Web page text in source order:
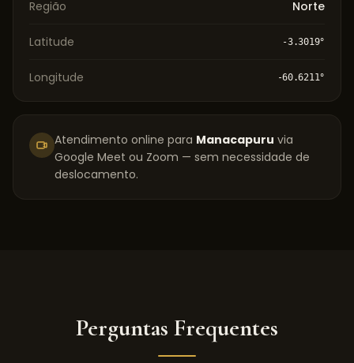
Região Norte
Latitude -3.3019°
Longitude -60.6211°
Atendimento online para Manacapuru via
Google Meet ou Zoom — sem necessidade de
deslocamento.
Perguntas Frequentes